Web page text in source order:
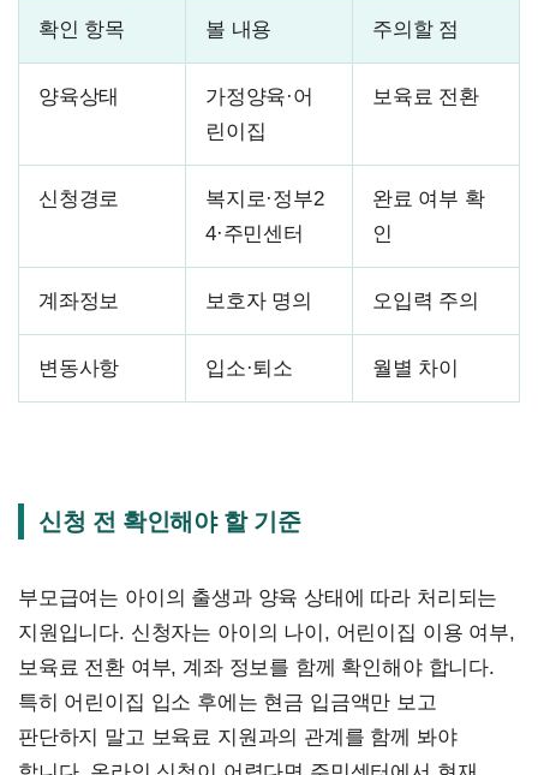
확인 항목 볼 내용 주의할 점
양육상태
가정양육·어
린이집
보육료 전환
신청경로
복지로·정부2
4·주민센터
완료 여부 확
인
계좌정보 보호자 명의 오입력 주의
변동사항 입소·퇴소 월별 차이
신청 전 확인해야 할 기준
부모급여는 아이의 출생과 양육 상태에 따라 처리되는
지원입니다. 신청자는 아이의 나이, 어린이집 이용 여부,
보육료 전환 여부, 계좌 정보를 함께 확인해야 합니다.
특히 어린이집 입소 후에는 현금 입금액만 보고
판단하지 말고 보육료 지원과의 관계를 함께 봐야